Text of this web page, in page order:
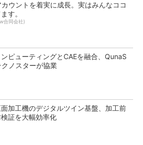
ウントを着実に成長。実はみんなココ
す。
合同会社)
ピューティングとCAEを融合、QunaS
ノスターが協業
加工機のデジタルツイン基盤、加工前
証を大幅効率化